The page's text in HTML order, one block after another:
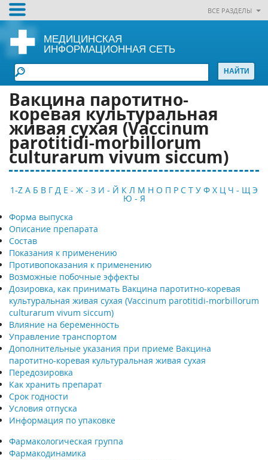
ВСЕ РАЗДЕЛЫ
МЕДИЦИНСКАЯ
ИНФОРМАЦИОННАЯ СЕТЬ
Вакцина паротитно-
коревая культуральная
живая сухая (Vaccinum
parotitidi-morbillorum
culturarum vivum siccum)
1-Z А Б В Г Д Е - Ж - З И - Й К Л М Н О П Р С Т У Ф Х Ц Ч - Щ Э
Ю - Я
Форма выпуска
Описание препарата
Состав
Показания к применению
Противопоказания к применению
Возможные побочные эффекты
Дозировка, как принимать Вакцина паротитно-коревая
культуральная живая сухая (Vaccinum parotitidi-morbillorum
culturarum vivum siccum)
Влияние на беременность
Управление транспортом
Дополнительные указания при приеме Вакцина
паротитно-коревая культуральная живая сухая
Передозировка
Как хранить препарат
Срок годности
Условия отпуска
Информация по упаковке
Фармакологическая группа
Фармакодинамика